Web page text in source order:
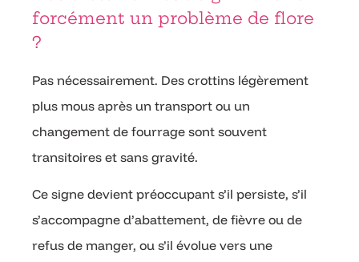
forcément un problème de flore
?
Pas nécessairement. Des crottins légèrement
plus mous après un transport ou un
changement de fourrage sont souvent
transitoires et sans gravité.
Ce signe devient préoccupant s’il persiste, s’il
s’accompagne d’abattement, de fièvre ou de
refus de manger, ou s’il évolue vers une